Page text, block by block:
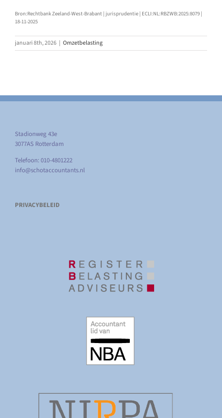
Bron:Rechtbank Zeeland-West-Brabant | jurisprudentie | ECLI:NL:RBZWB:2025:8079 |
18-11-2025
januari 8th, 2026 | Omzetbelasting
Stadionweg 43e
3077AS Rotterdam
Telefoon: 010-4801222
info@schotaccountants.nl
PRIVACYBELEID